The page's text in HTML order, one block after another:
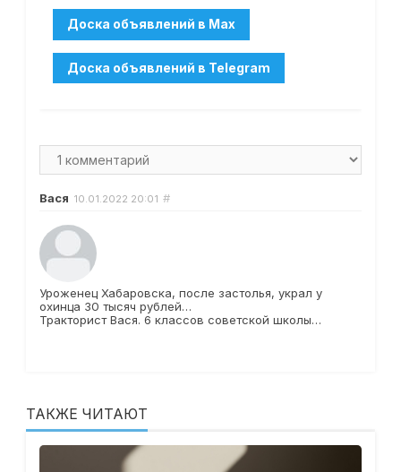
Вася 10.01.2022 20:01 #
Уроженец Хабаровска, после застолья, украл у
охинца 30 тысяч рублей…
Тракторист Вася. 6 классов советской школы…
ТАКЖЕ ЧИТАЮТ